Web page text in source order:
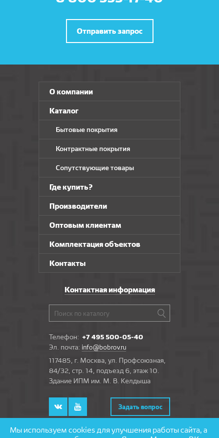
Вижн
SIRIUS
Soft
Trendy
VICENZA
Вирджиния
Дольче
Отправить запрос
О компании
Каталог
Бытовые покрытия
Контрактные покрытия
Сопутствующие товары
Где купить?
Производители
Оптовым клиентам
Комплектация объектов
Контакты
Контактная информация
Телефон: +7 495 500-05-40
Эл. почта: info@bobrov.ru
117485, г. Москва, ул. Профсоюзная,
84/32, стр. 14, подъезд 6, этаж 10.
Здание ИПМ им. М. В. Келдыша
Задать вопрос
Мы используем cookies для улучшения работы сайта, а